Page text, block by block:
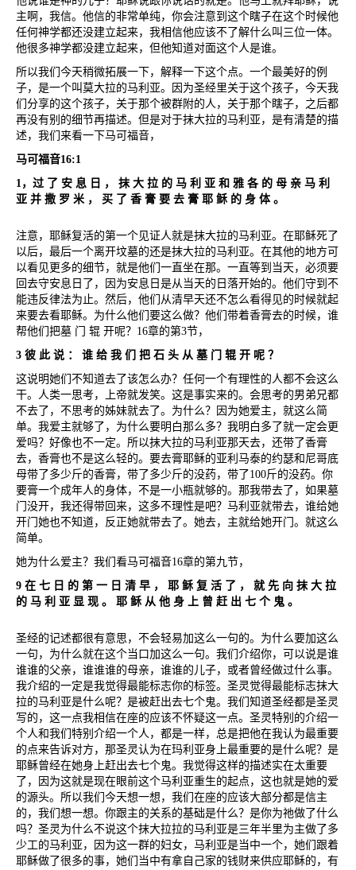
主啊，我信。他信的非常单纯，你会注意到这个瞎子在这个时候他
任何神学都还没建立起来，我相信他应该不了解什么叫三位一体。
他很多神学都没建立起来，但他知道对面这个人是谁。
所以我们今天稍微拓展一下，解释一下这个点。一个最美好的例
子，是一个叫莫大拉的马利亚。因为圣经里关于这个孩子，今天我
们分享的这个孩子，关于那个被群附的人，关于那个瞎子，之后都
再没有别的细节再描述。但是对于抹大拉的马利亚，是有清楚的描
述，我们来看一下马可福音，
马可福音16:1
1，过 了 安 息 日 ， 抹 大 拉 的 马 利 亚 和 雅 各 的 母 亲 马 利
亚 并 撒 罗 米 ， 买 了 香 膏 要 去 膏 耶 稣 的 身 体 。
注意，耶稣复活的第一个见证人就是抹大拉的马利亚。在耶稣死了
以后，最后一个离开坟墓的还是抹大拉的马利亚。在其他的地方可
以看见更多的细节，就是他们一直坐在那。一直等到当天，必须要
回去守安息日了，因为安息日是从当天的日落开始的。他们守到不
能违反律法为止。然后，他们从清早天还不怎么看得见的时候就起
来要去看耶稣。为什么他们要这么做？他们带着香膏去的时候，谁
帮他们把墓 门 辊 开呢？ 16章的第3节，
3 彼 此 说 ： 谁 给 我 们 把 石 头 从 墓 门 辊 开 呢 ？
这说明她们不知道去了该怎么办？任何一个有理性的人都不会这么
干。人类一思考，上帝就发笑。这是事实来的。会思考的男弟兄都
不去了，不思考的姊妹就去了。为什么？因为她爱主，就这么简
单。我爱主就够了，为什么要明白那么多？我明白多了就一定会更
爱吗？好像也不一定。所以抹大拉的马利亚那天去，还带了香膏
去，香膏也不是这么轻的。要去膏耶稣的亚利马泰的约瑟和尼哥底
母带了多少斤的香膏，带了多少斤的没药，带了100斤的没药。你
要膏一个成年人的身体，不是一小瓶就够的。那我带去了，如果墓
门没开，我还得带回来，这多不理性是吧？马利亚就带去，谁给她
开门她也不知道，反正她就带去了。她去，主就给她开门。就这么
简单。
她为什么爱主？我们看马可福音16章的第九节，
9 在 七 日 的 第 一 日 清 早 ， 耶 稣 复 活 了 ， 就 先 向 抹 大 拉
的 马 利 亚 显 现 。 耶 稣 从 他 身 上 曾 赶 出 七 个 鬼 。
圣经的记述都很有意思，不会轻易加这么一句的。为什么要加这么
一句，为什么就在这个当口加这么一句。我们介绍你，可以说是谁
谁谁的父亲，谁谁谁的母亲，谁谁的儿子，或者曾经做过什么事。
我介绍的一定是我觉得最能标志你的标签。圣灵觉得最能标志抹大
拉的马利亚是什么呢？是被赶出去七个鬼。我们知道圣经都是圣灵
写的，这一点我相信在座的应该不怀疑这一点。圣灵特别的介绍一
个人和我们特别介绍一个人，都是一样，总是把他在我认为最重要
的点来告诉对方，那圣灵认为在玛利亚身上最重要的是什么呢？是
耶稣曾经在她身上赶出去七个鬼。我觉得这样的描述实在太重要
了，因为这就是现在眼前这个马利亚重生的起点，这也就是她的爱
的源头。所以我们今天想一想，我们在座的应该大部分都是信主
的，我们想一想。你跟主的关系的基础是什么？是你为祂做了什么
吗？圣灵为什么不说这个抹大拉拉的马利亚是三年半里为主做了多
少工的马利亚，因为这一群的妇女，马利亚是当中一个，她们跟着
耶稣做了很多的事，她们当中有拿自己家的钱财来供应耶稣的，有